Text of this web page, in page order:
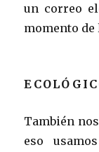
un correo
momento de
También
eso